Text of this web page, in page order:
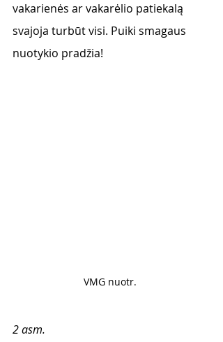
vakarienės ar vakarėlio patiekalą
svajoja turbūt visi. Puiki smagaus
nuotykio pradžia!
VMG nuotr.
2 asm.